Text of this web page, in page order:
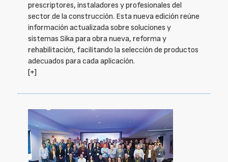
prescriptores, instaladores y profesionales del
sector de la construcción. Esta nueva edición reúne
información actualizada sobre soluciones y
sistemas Sika para obra nueva, reforma y
rehabilitación, facilitando la selección de productos
adecuados para cada aplicación.
[+]